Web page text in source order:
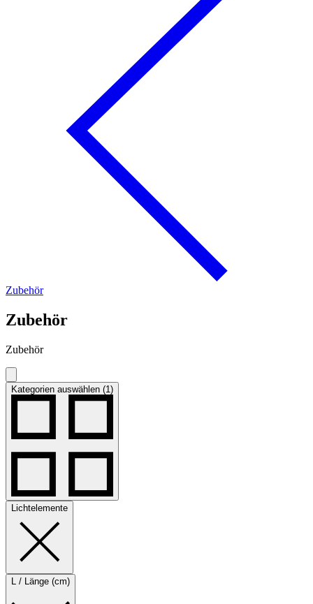
Zubehör
Zubehör
Zubehör
Kategorien auswählen (1)
Lichtelemente
L / Länge (cm)